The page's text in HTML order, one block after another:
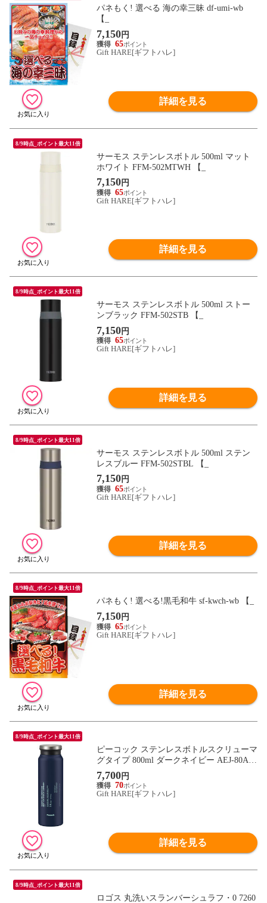
パネもく! 選べる 海の幸三昧 df-umi-wb
【_
7,150円
65
Gift HARE[ギフトハレ]
詳細を見る
8/9時点_ポイント最大11倍
サーモス ステンレスボトル 500ml マット
ホワイト FFM-502MTWH 【_
7,150円
65
Gift HARE[ギフトハレ]
詳細を見る
8/9時点_ポイント最大11倍
サーモス ステンレスボトル 500ml ストー
ンブラック FFM-502STB 【_
7,150円
65
Gift HARE[ギフトハレ]
詳細を見る
8/9時点_ポイント最大11倍
サーモス ステンレスボトル 500ml ステン
レスブルー FFM-502STBL 【_
7,150円
65
Gift HARE[ギフトハレ]
詳細を見る
8/9時点_ポイント最大11倍
パネもく! 選べる!黒毛和牛 sf-kwch-wb 【_
7,150円
65
Gift HARE[ギフトハレ]
詳細を見る
8/9時点_ポイント最大11倍
ピーコック ステンレスボトルスクリューマ
グタイプ 800ml ダークネイビー AEJ-80AK
【_
7,700円
70
Gift HARE[ギフトハレ]
詳細を見る
8/9時点_ポイント最大11倍
ロゴス 丸洗いスランバーシュラフ・0 7260